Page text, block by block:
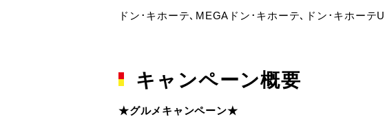
ドン･キホーテ､MEGAドン･キホーテ､ドン･キホー
キャンペーン概要
★グルメキャンペーン★